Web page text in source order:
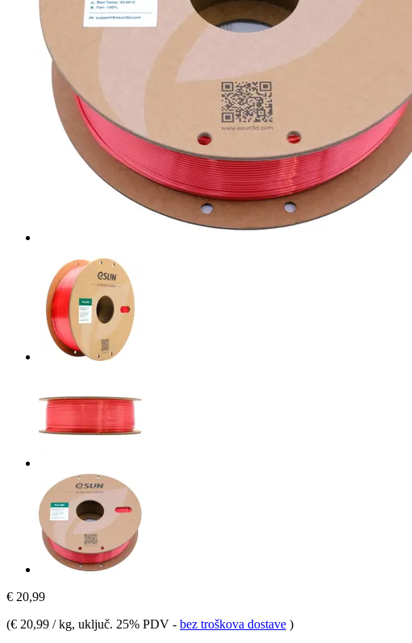
€ 20,99
(€ 20,99 / kg, uključ. 25% PDV - bez troškova dostave )